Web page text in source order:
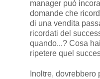
manager può
domande che
di una vendita
ricordati del
quando...? Cosa
ripetere quel
Inoltre, dovrebbero